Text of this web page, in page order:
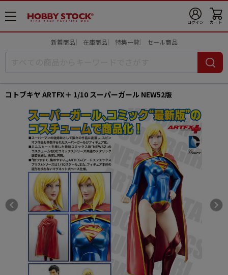
メ
ニ
ログイン カート
新着商品 在庫商品 特集一覧 セール商品
コトブキヤ ARTFX＋ 1/10 スーパーガール NEW52版